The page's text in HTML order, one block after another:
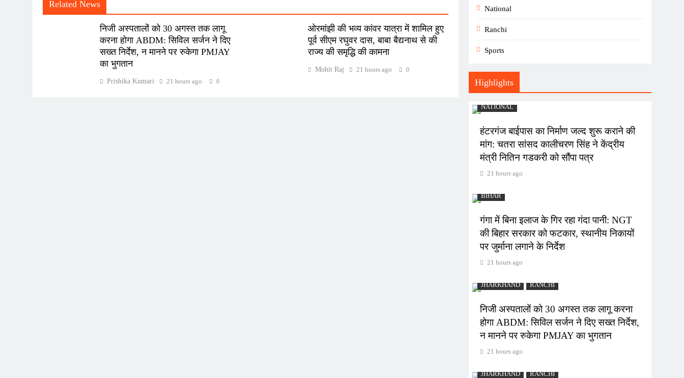
Related News
निजी अस्पतालों को 30 अगस्त तक लागू
करना होगा ABDM: सिविल सर्जन ने दिए
सख्त निर्देश, न मानने पर रुकेगा PMJAY
का भुगतान
Prishika Kumari 21 hours ago 0
ओरमांझी की भव्य कांवर यात्रा में शामिल हुए
पूर्व सीएम रघुवर दास, बाबा बैद्यनाथ से की
राज्य की समृद्धि की कामना
Mohit Raj 21 hours ago 0
National
Ranchi
Sports
Highlights
NATIONAL
हंटरगंज बाईपास का निर्माण जल्द शुरू कराने की
मांग: चतरा सांसद कालीचरण सिंह ने केंद्रीय
मंत्री नितिन गडकरी को सौंपा पत्र
21 hours ago
BIHAR
गंगा में बिना इलाज के गिर रहा गंदा पानी: NGT
की बिहार सरकार को फटकार, स्थानीय निकायों
पर जुर्माना लगाने के निर्देश
21 hours ago
JHARKHAND RANCHI
निजी अस्पतालों को 30 अगस्त तक लागू करना
होगा ABDM: सिविल सर्जन ने दिए सख्त निर्देश,
न मानने पर रुकेगा PMJAY का भुगतान
21 hours ago
JHARKHAND RANCHI